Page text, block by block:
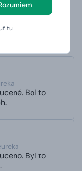
tu
Bol to
Byl to